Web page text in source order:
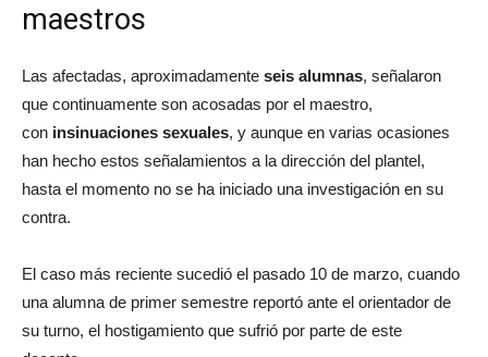
maestros
Las afectadas, aproximadamente seis alumnas, señalaron
que continuamente son acosadas por el maestro,
con insinuaciones sexuales, y aunque en varias ocasiones
han hecho estos señalamientos a la dirección del plantel,
hasta el momento no se ha iniciado una investigación en su
contra.
El caso más reciente sucedió el pasado 10 de marzo, cuando
una alumna de primer semestre reportó ante el orientador de
su turno, el hostigamiento que sufrió por parte de este